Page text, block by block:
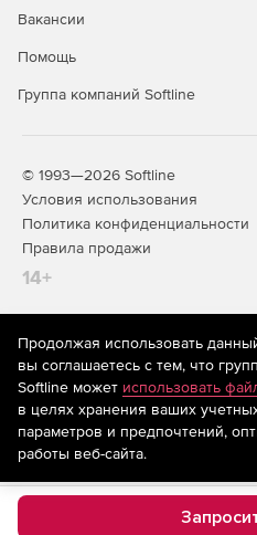
Вакансии
Помощь
Группа компаний Softline
© 1993—2026 Softline
Условия использования
Политика конфиденциальности
Правила продажи
14+
На информационном ресурсе
рекомендательные технологии
предоставления информации на
систематизации и анализа
предпочтениям пользователей
находящихся на территории
Продолжая использовать
вы соглашаетесь с тем, что
Softline может использовать
в целях хранения ваших
параметров и предпочтений,
работы веб-сайта.